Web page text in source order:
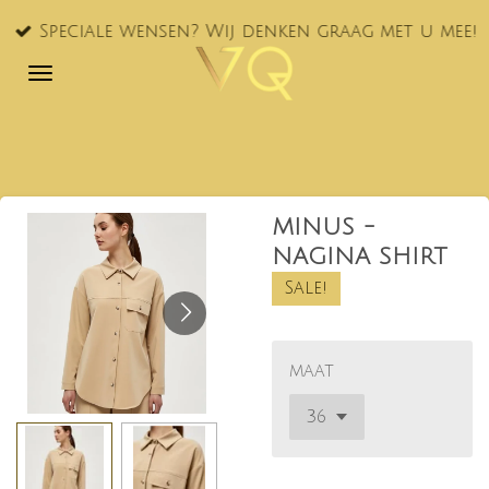
Ga
naar
Speciale wensen? Wij denken graag met u mee!
MINUS -
NAGINA SHIRT
Sale!
maat